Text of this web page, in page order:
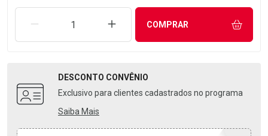
REMOVER UMA UNIDADEAUMENTAR UMA UNIDADE
COMPRAR
DESCONTO CONVÊNIO
Exclusivo para clientes cadastrados no programa
Saiba Mais